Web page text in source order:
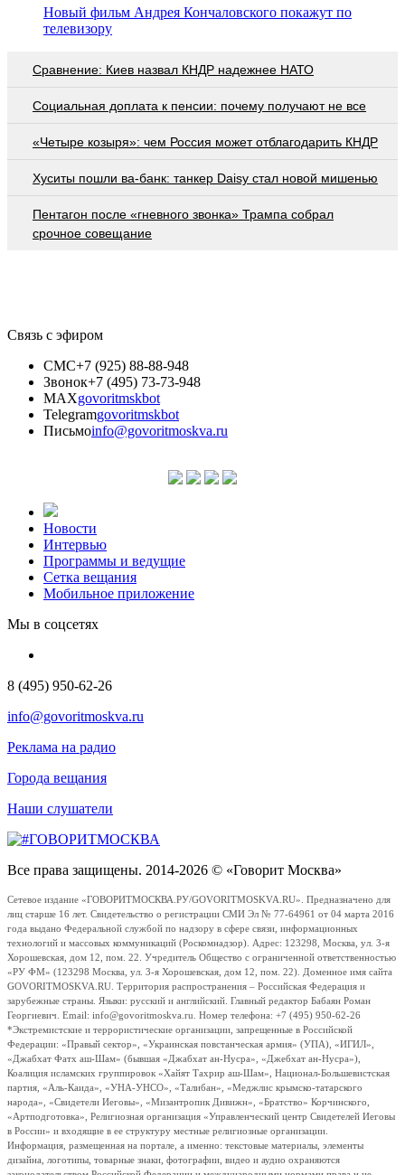
Новый фильм Андрея Кончаловского покажут по
телевизору
Сравнение: Киев назвал КНДР надежнее НАТО
Социальная доплата к пенсии: почему получают не все
«Четыре козыря»: чем Россия может отблагодарить КНДР
Хуситы пошли ва-банк: танкер Daisy стал новой мишенью
Пентагон после «гневного звонка» Трампа собрал
срочное совещание
Связь с эфиром
СМС+7 (925) 88-88-948
Звонок+7 (495) 73-73-948
MAXgovoritmskbot
Telegramgovoritmskbot
Письмоinfo@govoritmoskva.ru
Новости
Интервью
Программы и ведущие
Сетка вещания
Мобильное приложение
Мы в соцсетях
8 (495) 950-62-26
info@govoritmoskva.ru
Реклама на радио
Города вещания
Наши слушатели
Все права защищены. 2014-2026 © «Говорит Москва»
Сетевое издание «ГОВОРИТМОСКВА.РУ/GOVORITMOSKVA.RU». Предназначено для
лиц старше 16 лет. Свидетельство о регистрации СМИ Эл № 77-64961 от 04 марта 2016
года выдано Федеральной службой по надзору в сфере связи, информационных
технологий и массовых коммуникаций (Роскомнадзор). Адрес: 123298, Москва, ул. 3-я
Хорошевская, дом 12, пом. 22. Учредитель Общество с ограниченной ответственностью
«РУ ФМ» (123298 Москва, ул. 3-я Хорошевская, дом 12, пом. 22). Доменное имя сайта
GOVORITMOSKVA.RU. Территория распространения – Российская Федерация и
зарубежные страны. Языки: русский и английский. Главный редактор Бабаян Роман
Георгиевич. Email: info@govoritmoskva.ru. Номер телефона: +7 (495) 950-62-26
*Экстремистские и террористические организации, запрещенные в Российской
Федерации: «Правый сектор», «Украинская повстанческая армия» (УПА), «ИГИЛ»,
«Джабхат Фатх аш-Шам» (бывшая «Джабхат ан-Нусра», «Джебхат ан-Нусра»),
Коалиция исламских группировок «Хайят Тахрир аш-Шам», Национал-Большевистская
партия, «Аль-Каида», «УНА-УНСО», «Талибан», «Меджлис крымско-татарского
народа», «Свидетели Иеговы», «Мизантропик Дивижн», «Братство» Корчинского,
«Артподготовка», Религиозная организация «Управленческий центр Свидетелей Иеговы
в России» и входящие в ее структуру местные религиозные организации.
Информация, размещенная на портале, а именно: текстовые материалы, элементы
дизайна, логотипы, товарные знаки, фотографии, видео и аудио охраняются